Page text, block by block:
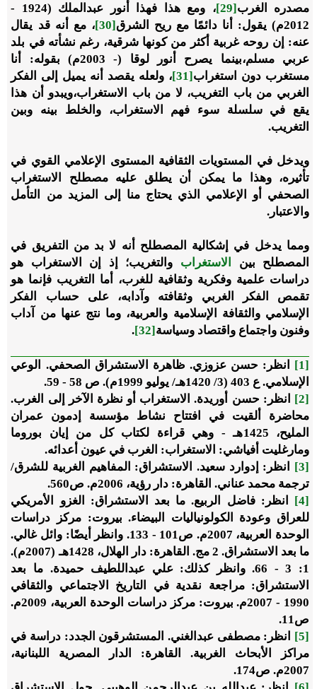
مصدره الغرب[29]
، ومع هذا فهذا أنور عبدالملك (1924 -
2012م) يقول: أنا دائمًا مع ريح الشرق
[30]
، مع أنه قد يقال
عنه: إن روحه غربية أكثر من كونها شرقية، رغم نشأته في بلد
عربي مسلم،بينما يصرح أنور لوقا (- 2003م) بقوله: أنا
مستغرب دون استغراب[31]
، ولعله يقصد أنه يميل إلى الفكر
الغربي من باب التغريب، لا من باب الاستغراب،ويبدو أن هذا
يقع في سلسلة سوء فهم الاستغراب، والخلط بينه وبين
التغريب.
ويدخل في المستويات الثقافية المستوى الإعلامي القوي في
تأثيره، وهذا ما يمكن أن يطلق عليه مصطلح الاستغراب
الصحفي أو الإعلامي الذي يحتاج منا إلى المزيد من التأمل
والاعتبار.
ومما يدخل في إشكالية المصطلح أنه لا بد من التفريق في
المصطلح بين
الاستغراب والتغريب؛ إذ إن الاستغراب هو
دراسات علمية وفكرية وثقافية للغرب، أما التغريب فإنما هو
تقمص الفكر الغربي وثقافته وآدابه، على حساب الفكر
الإسلامي والثقافة الإسلامية والعربية، وما نتج عنها من آداب
وفنون واجتماع واقتصاد وسياسة[32]
.
[1]
انظر: حسن عزوزي. ظاهرة الاستشراق الصحفي. الوعي
الإسلامي. ع 403 (3/ 1420هـ/ يوليو 1999م). ص 58 - 59.
[2]
انظر: حسن أوريدة. الاستغراب أو نظرة الآخر إلى الغرب.
محاضرة ألقيت في افتتاح نشاط مؤسسة إدمون عمران
المليح، 1425هـ - وهي قراءة لكتاب كل من إيان بوروما
ومارغليت أفياشي: الاستغراب: الغرب في عيون أعدائه.
[3]
انظر: إدوارد سعيد. الاستشراق: المفاهيم الغربية للشرق/
ترجمة محمد عناني. القاهرة: دار رؤية، 2006م. ص560.
[4]
انظر: فاضل الربيع. ما بعد الاستشراق: الغزو الأمريكي
للعراق وعودة الكولونياليات البيضاء. بيروت: مركز دراسات
الوحدة العربية، 2007م. ص101 - 133. وانظر أيضًا: وائل غالي.
ما بعد الاستشراق. 2 مج. القاهرة: دار الهلال، 1428هـ (2007م).
1: 3 - 66. وانظر كذلك: علي عبداللطيف حميدة. ما بعد
الاستشراق: مراجعة نقدية في التاريخ الاجتماعي والثقافي
1990 - 2007م. بيروت: مركز دراسات الوحدة العربية، 2009م.
ص11.
[5]
انظر: مصطفى عبدالغني. المستشرقون الجدد: دراسة في
مراكز الأبحاث الغربية. القاهرة: الدار المصرية اللبنانية،
2007م. ص174.